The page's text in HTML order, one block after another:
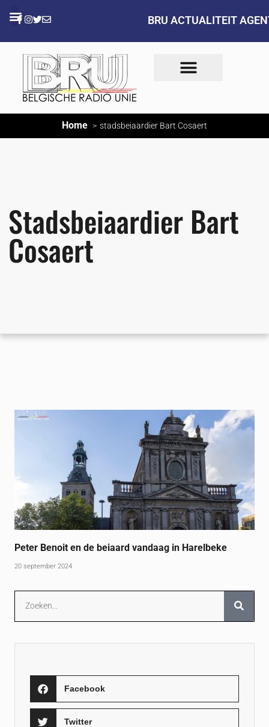
BRU ACTUALITEIT
Home stadsbeiaardier Bart Cosaert
Stadsbeiaardier Bart
Cosaert
Peter Benoit en de beiaard vandaag in Harelbeke
20 september 2024
Facebook
Twitter